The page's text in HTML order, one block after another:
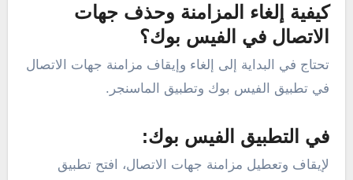
كيفية إلغاء المزامنة وحذف جهات
الاتصال في الفيس بوك؟
تحتاج في البداية إلى إلغاء وإيقاف مزامنة جهات الاتصال
في تطبيق الفيس بوك وتطبيق الماسنجر.
في التطبيق الفيس بوك:
لإيقاف وتعطيل مزامنة جهات الاتصال، افتح تطبيق